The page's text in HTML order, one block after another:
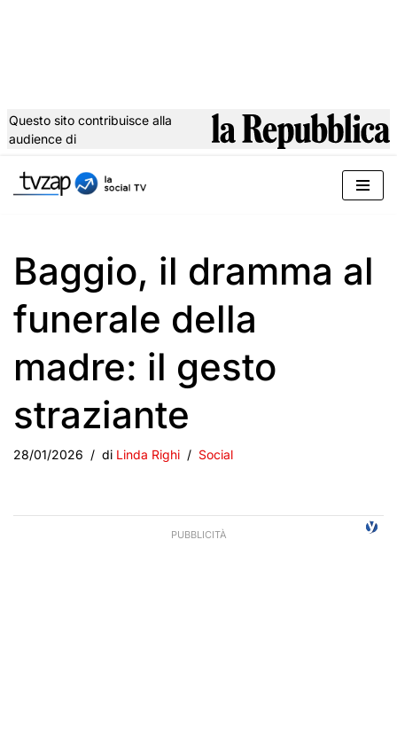
al
Questo sito contribuisce alla
audience di
Baggio, il dramma al
funerale della
madre: il gesto
straziante
28/01/2026 di Linda Righi Social